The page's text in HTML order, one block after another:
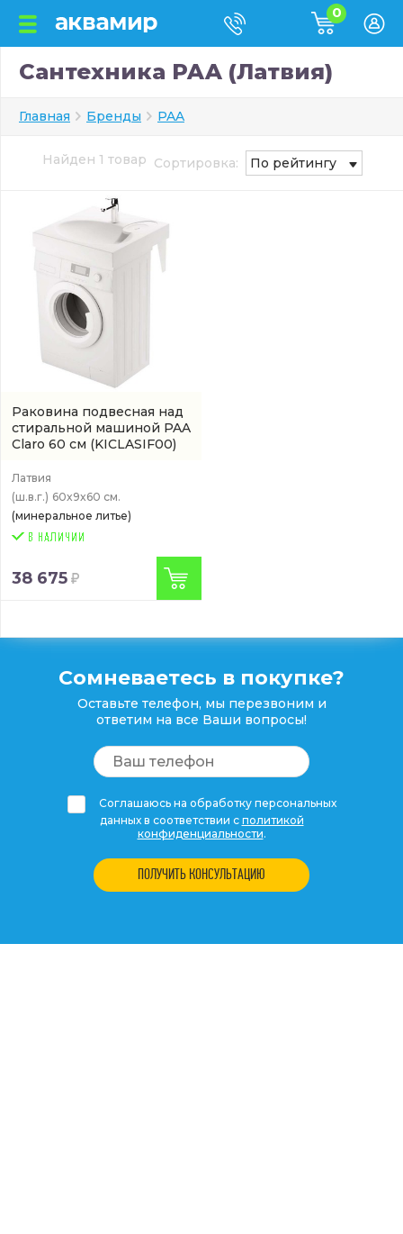
0
Сантехника PAA (Латвия)
Главная Бренды PAA
Найден 1 товар Сортировка: По рейтингу
Раковина подвесная над
стиральной машиной PAA
Claro 60 см (KICLASIF00)
Латвия
(ш.в.г.) 60x9x60 см.
(минеральное литье)
38 675
Сомневаетесь в покупке?
Оставьте телефон, мы перезвоним и
ответим на все Ваши вопросы!
Соглашаюсь на обработку персональных
данных в соответствии с политикой
конфиденциальности.
ПОЛУЧИТЬ КОНСУЛЬТАЦИЮ